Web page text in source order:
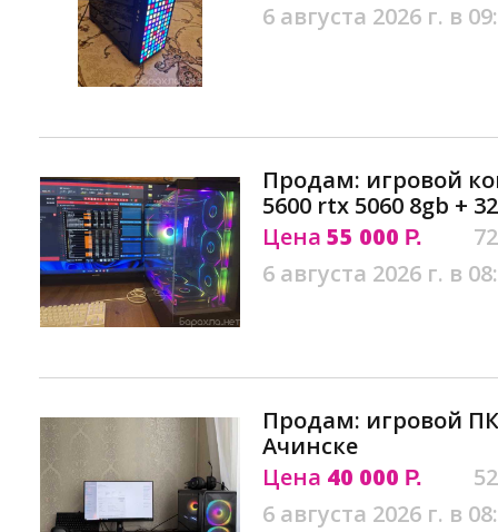
6 августа 2026 г. в
Продам: игровой
5600 rtx 5060 8gb +
Цена 55 000 Р.
6 августа 2026 г. в
Продам: игровой
Ачинске
Цена 40 000 Р.
6 августа 2026 г. в